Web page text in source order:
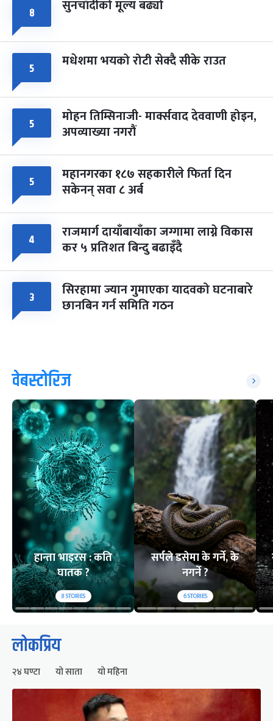
८ सुनचाँदीको मूल्य बढ्यो
५ मधेशमा भयको रोटी सेक्दै सीके राउत
५ मोहन तिम्सिनाजी- मार्क्सवाद देववाणी होइन,
अपव्याख्या नगरौं
५ महानगरका १८७ सहकारीले फिर्ता दिन
सकेनन् सवा ८ अर्ब
४ राजमार्ग दायाँबायाँका जग्गामा लाग्ने विकास
कर ५ प्रतिशत बिन्दु बढाइँदै
३ सिरहामा ज्यान गुमाएका यादवको घटनाबारे
छानबिन गर्न समिति गठन
वेबस्टोरिज
हान्ता भाइरस : कति
घातक ?
8STORIES
सर्पले डसेमा के गर्ने, के
नगर्ने ?
6STORIES
लोकप्रिय
२४ घण्टा यो साता यो महिना